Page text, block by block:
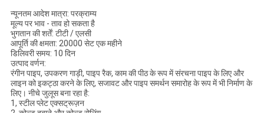
न्यूनतम आदेश मात्रा: परक्राम्य
मूल्य पर भाव - ताव हो सकता है
भुगतान की शर्तें: टीटी / एलसी
आपूर्ति की क्षमता: 20000 सेट एक महीने
डिलिवरी समय: 10 दिन
उत्पाद वर्णन:
रंगीन पाइप, उपकरण गाड़ी, पाइप रैक, काम की पीठ के रूप में संरचना पाइप के लिए और
लाइन को इकट्ठा करने के लिए, सजावट और पाइप समर्थन समारोह के रूप में भी निर्माण के
लिए। नीचे जुलूस बना रहा है:
1, स्टील प्लेट एक्सट्रूज़न